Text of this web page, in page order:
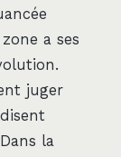
a ses
juger
la